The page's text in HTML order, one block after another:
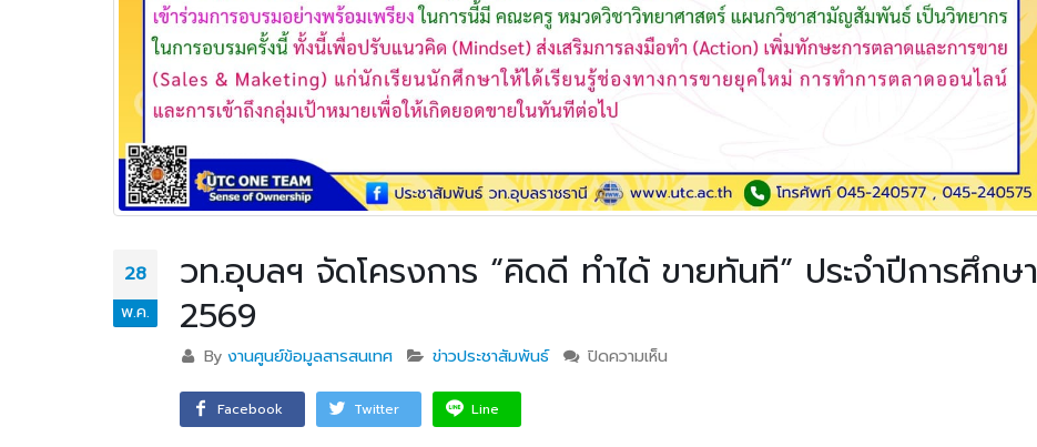
28
พ.ค.
วท.อุบลฯ จัดโครงการ “คิดดี ทำได้ ขายทันที” ประจำปีการศึกษา
2569
Byงานศูนย์ข้อมูลสารสนเทศ ข่าวประชาสัมพันธ์ ปิดความเห็น
Facebook Twitter Line